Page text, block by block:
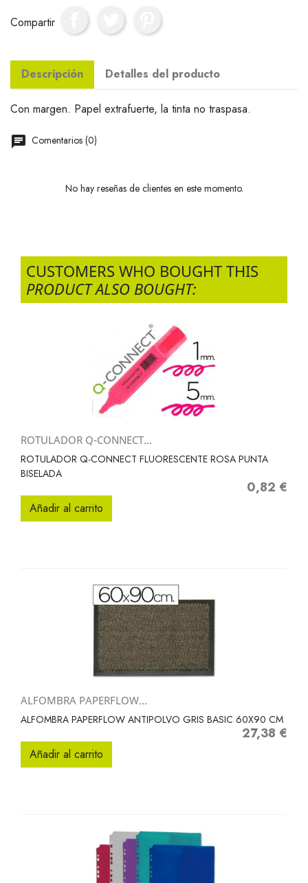
Compartir
Descripción Detalles del producto
Con margen. Papel extrafuerte, la tinta no traspasa.
Comentarios (0)
No hay reseñas de clientes en este momento.
CUSTOMERS WHO BOUGHT THIS
PRODUCT ALSO BOUGHT:
ROTULADOR Q-CONNECT...
ROTULADOR Q-CONNECT FLUORESCENTE ROSA PUNTA
BISELADA
Precio
0,82 €
Añadir al carrito
ALFOMBRA PAPERFLOW...
ALFOMBRA PAPERFLOW ANTIPOLVO GRIS BASIC 60X90 CM
Precio
27,38 €
Añadir al carrito